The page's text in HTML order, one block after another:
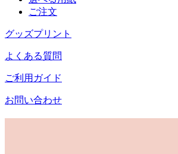
ご注文
グッズプリント
よくある質問
ご利用ガイド
お問い合わせ